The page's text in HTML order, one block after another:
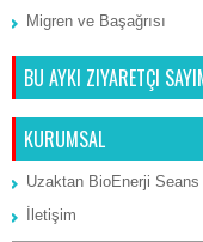
Migren ve Başağrısı
BU AYKI ZIYARETÇI
KURUMSAL
Uzaktan BioEnerji Seans
İletişim